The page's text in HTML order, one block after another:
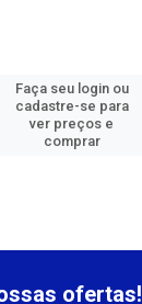
Faça seu login ou
cadastre-se para
ver preços e
comprar
ofertas!